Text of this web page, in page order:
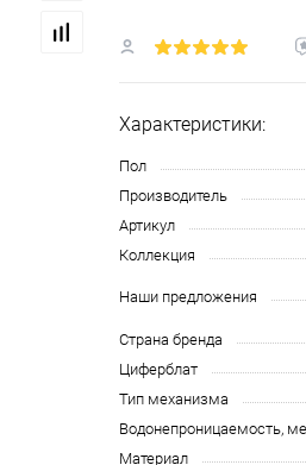
Характеристики:
Пол
Производитель
Артикул
Коллекция
Наши предложения
Страна бренда
Циферблат
Тип механизма
Водонепроницаемость,
Материал